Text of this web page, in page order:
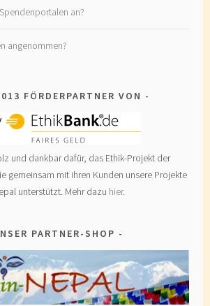
an?
angenommen?
FÖRDERPARTNER VON
und dankbar dafür, das Ethik-Projekt der
gemeinsam mit ihren Kunden unsere Projekte
unterstützt. Mehr dazu hier.
PARTNER-SHOP